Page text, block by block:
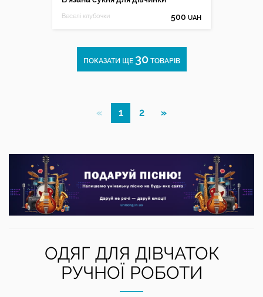
Веселі клубочки 500 UAH
ПОКАЗАТИ ЩЕ 30ТОВАРІВ
« 1 2 »
ОДЯГ ДЛЯ ДІВЧАТОК
РУЧНОЇ РОБОТИ